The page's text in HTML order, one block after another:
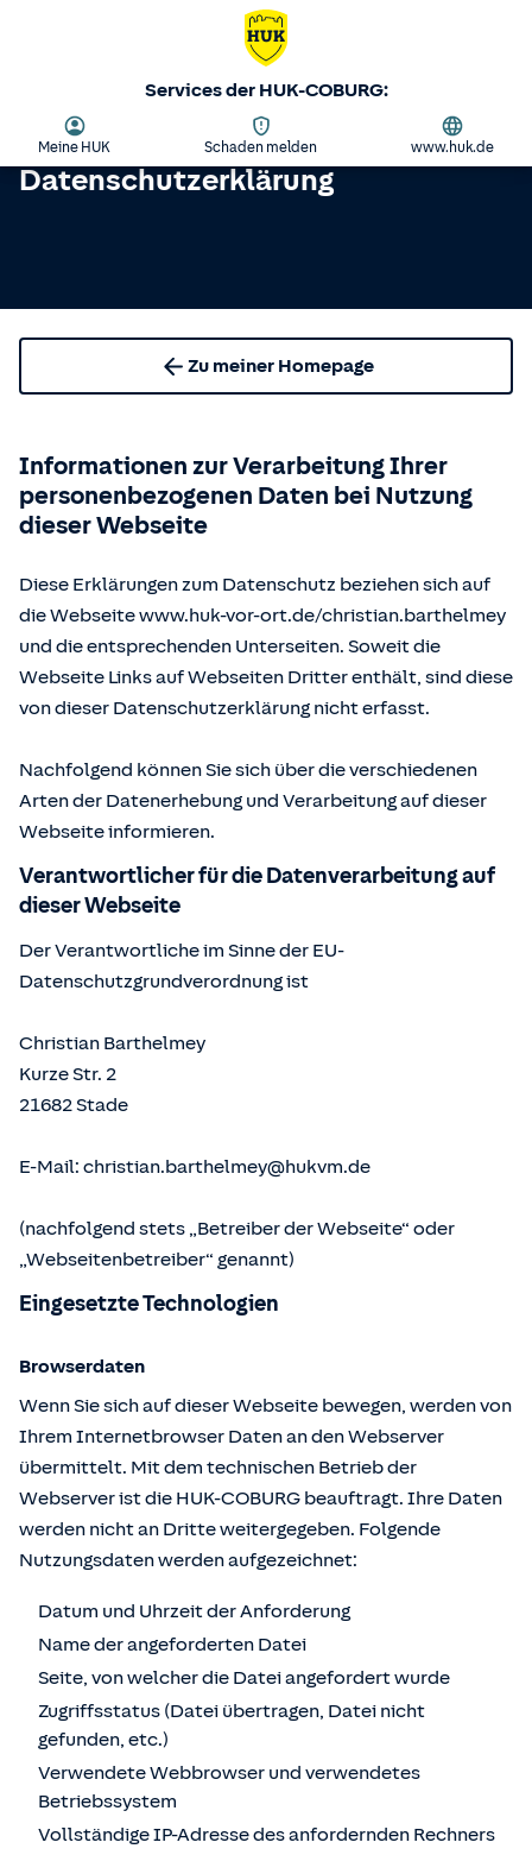
Services der HUK-COBURG:
Meine HUK Schaden melden www.huk.de
Datenschutzerklärung
Zu meiner Homepage
Informationen zur Verarbeitung Ihrer
personenbezogenen Daten bei Nutzung
dieser Webseite
Diese Erklärungen zum Datenschutz beziehen sich auf
die Webseite www.huk-vor-ort.de/christian.barthelmey
und die entsprechenden Unterseiten. Soweit die
Webseite Links auf Webseiten Dritter enthält, sind diese
von dieser Datenschutzerklärung nicht erfasst.
Nachfolgend können Sie sich über die verschiedenen
Arten der Datenerhebung und Verarbeitung auf dieser
Webseite informieren.
Verantwortlicher für die Datenverarbeitung auf
dieser Webseite
Der Verantwortliche im Sinne der EU-
Datenschutzgrundverordnung ist
Christian Barthelmey
Kurze Str. 2
21682Stade
E-Mail: christian.barthelmey@hukvm.de
(nachfolgend stets „Betreiber der Webseite“ oder
„Webseitenbetreiber“ genannt)
Eingesetzte Technologien
Browserdaten
Wenn Sie sich auf dieser Webseite bewegen, werden von
Ihrem Internetbrowser Daten an den Webserver
übermittelt. Mit dem technischen Betrieb der
Webserver ist die HUK-COBURG beauftragt. Ihre Daten
werden nicht an Dritte weitergegeben. Folgende
Nutzungsdaten werden aufgezeichnet:
Datum und Uhrzeit der Anforderung
Name der angeforderten Datei
Seite, von welcher die Datei angefordert wurde
Zugriffsstatus (Datei übertragen, Datei nicht
gefunden, etc.)
Verwendete Webbrowser und verwendetes
Betriebssystem
Vollständige IP-Adresse des anfordernden Rechners